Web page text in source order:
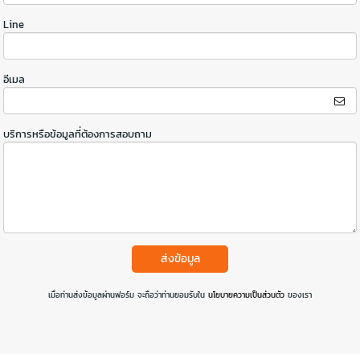
Line
อีเมล
บริการหรือข้อมูลที่ต้องการสอบถาม
ส่งข้อมูล
เมื่อท่านส่งข้อมูลผ่านฟอร์ม จะถือว่าท่านยอมรับใน นโยบายความเป็นส่วนตัว ของเรา